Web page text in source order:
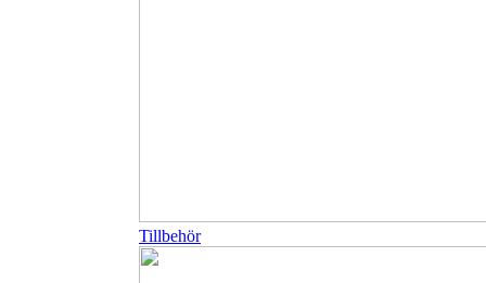
Tillbehör